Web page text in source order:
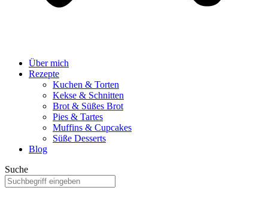
Über mich
Rezepte
Kuchen & Torten
Kekse & Schnitten
Brot & Süßes Brot
Pies & Tartes
Muffins & Cupcakes
Süße Desserts
Blog
Suche